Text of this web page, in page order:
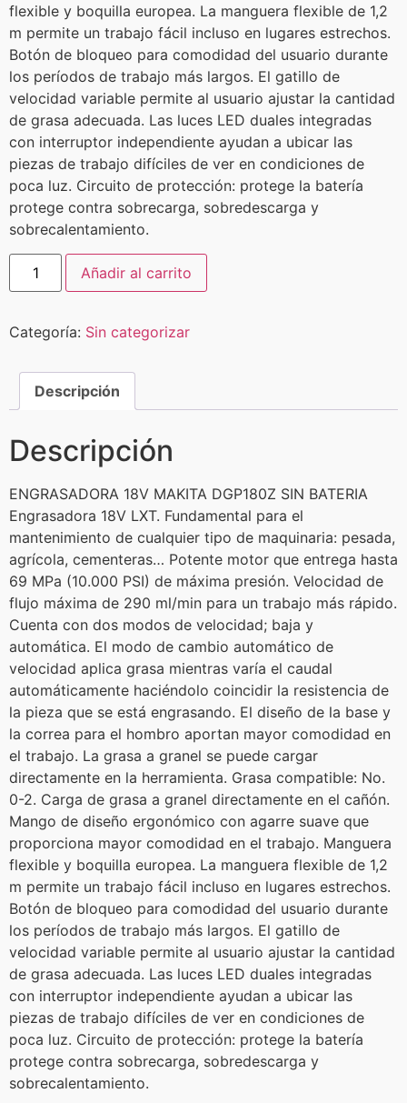
flexible y boquilla europea. La manguera flexible de 1,2
m permite un trabajo fácil incluso en lugares estrechos.
Botón de bloqueo para comodidad del usuario durante
los períodos de trabajo más largos. El gatillo de
velocidad variable permite al usuario ajustar la cantidad
de grasa adecuada. Las luces LED duales integradas
con interruptor independiente ayudan a ubicar las
piezas de trabajo difíciles de ver en condiciones de
poca luz. Circuito de protección: protege la batería
protege contra sobrecarga, sobredescarga y
sobrecalentamiento.
Añadir al carrito
Categoría: Sin categorizar
Descripción
Descripción
ENGRASADORA 18V MAKITA DGP180Z SIN BATERIA
Engrasadora 18V LXT. Fundamental para el
mantenimiento de cualquier tipo de maquinaria: pesada,
agrícola, cementeras… Potente motor que entrega hasta
69 MPa (10.000 PSI) de máxima presión. Velocidad de
flujo máxima de 290 ml/min para un trabajo más rápido.
Cuenta con dos modos de velocidad; baja y
automática. El modo de cambio automático de
velocidad aplica grasa mientras varía el caudal
automáticamente haciéndolo coincidir la resistencia de
la pieza que se está engrasando. El diseño de la base y
la correa para el hombro aportan mayor comodidad en
el trabajo. La grasa a granel se puede cargar
directamente en la herramienta. Grasa compatible: No.
0-2. Carga de grasa a granel directamente en el cañón.
Mango de diseño ergonómico con agarre suave que
proporciona mayor comodidad en el trabajo. Manguera
flexible y boquilla europea. La manguera flexible de 1,2
m permite un trabajo fácil incluso en lugares estrechos.
Botón de bloqueo para comodidad del usuario durante
los períodos de trabajo más largos. El gatillo de
velocidad variable permite al usuario ajustar la cantidad
de grasa adecuada. Las luces LED duales integradas
con interruptor independiente ayudan a ubicar las
piezas de trabajo difíciles de ver en condiciones de
poca luz. Circuito de protección: protege la batería
protege contra sobrecarga, sobredescarga y
sobrecalentamiento.